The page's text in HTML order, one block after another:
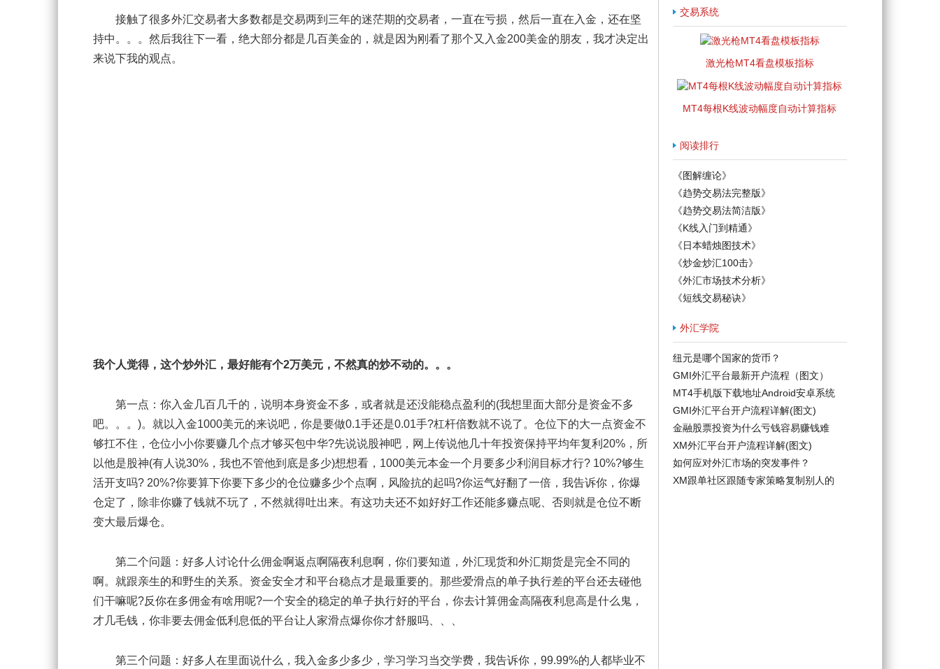
接触了很多外汇交易者大多数都是交易两到三年的迷茫期的交易者，一直在亏损，然后一直在入金，还在坚
持中。。。然后我往下一看，绝大部分都是几百美金的，就是因为刚看了那个又入金200美金的朋友，我才决定出
来说下我的观点。
我个人觉得，这个炒外汇，最好能有个2万美元，不然真的炒不动的。。。
第一点：你入金几百几千的，说明本身资金不多，或者就是还没能稳点盈利的(我想里面大部分是资金不多
吧。。。)。就以入金1000美元的来说吧，你是要做0.1手还是0.01手?杠杆倍数就不说了。仓位下的大一点资金不
够扛不住，仓位小小你要赚几个点才够买包中华?先说说股神吧，网上传说他几十年投资保持平均年复利20%，所
以他是股神(有人说30%，我也不管他到底是多少)想想看，1000美元本金一个月要多少利润目标才行? 10%?够生
活开支吗? 20%?你要算下你要下多少的仓位赚多少个点啊，风险抗的起吗?你运气好翻了一倍，我告诉你，你爆
仓定了，除非你赚了钱就不玩了，不然就得吐出来。有这功夫还不如好好工作还能多赚点呢、否则就是仓位不断
变大最后爆仓。
第二个问题：好多人讨论什么佣金啊返点啊隔夜利息啊，你们要知道，外汇现货和外汇期货是完全不同的
啊。就跟亲生的和野生的关系。资金安全才和平台稳点才是最重要的。那些爱滑点的单子执行差的平台还去碰他
们干嘛呢?反你在多佣金有啥用呢?一个安全的稳定的单子执行好的平台，你去计算佣金高隔夜利息高是什么鬼，
才几毛钱，你非要去佣金低利息低的平台让人家滑点爆你你才舒服吗、、、
第三个问题：好多人在里面说什么，我入金多少多少，学习学习当交学费，我告诉你，99.99%的人都毕业不
交易系统
激光枪MT4看盘模板指标
MT4每根K线波动幅度自动计算指标
阅读排行
《图解缠论》
《趋势交易法完整版》
《趋势交易法简洁版》
《K线入门到精通》
《日本蜡烛图技术》
《炒金炒汇100击》
《外汇市场技术分析》
《短线交易秘诀》
外汇学院
纽元是哪个国家的货币？
GMI外汇平台最新开户流程（图文）
MT4手机版下载地址Android安卓系统
GMI外汇平台开户流程详解(图文)
金融股票投资为什么亏钱容易赚钱难
XM外汇平台开户流程详解(图文)
如何应对外汇市场的突发事件？
XM跟单社区跟随专家策略复制别人的